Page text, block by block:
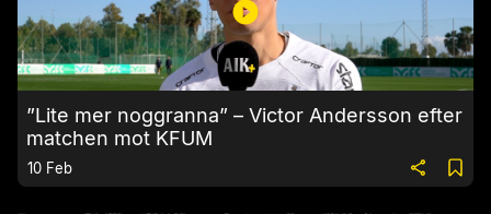
”Lite mer noggranna” – Victor Andersson efter
matchen mot KFUM
10 Feb